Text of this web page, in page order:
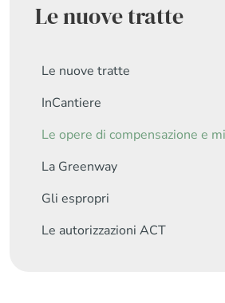
Le nuove tratte
Le nuove tratte
InCantiere
Le opere di compensazione e
La Greenway
Gli espropri
Le autorizzazioni ACT